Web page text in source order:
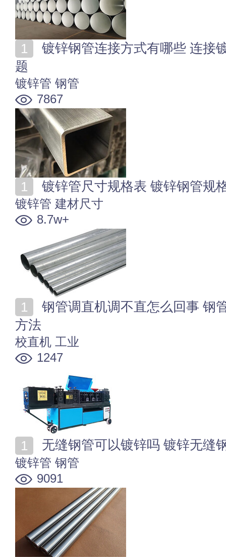
题
镀锌管 钢管
7867
镀锌管尺寸规格表 镀锌钢管规
镀锌管 建材尺寸
8.7w+
方法
校直机 工业
1247
无缝钢管可以镀锌吗 镀锌无缝
镀锌管 钢管
9091